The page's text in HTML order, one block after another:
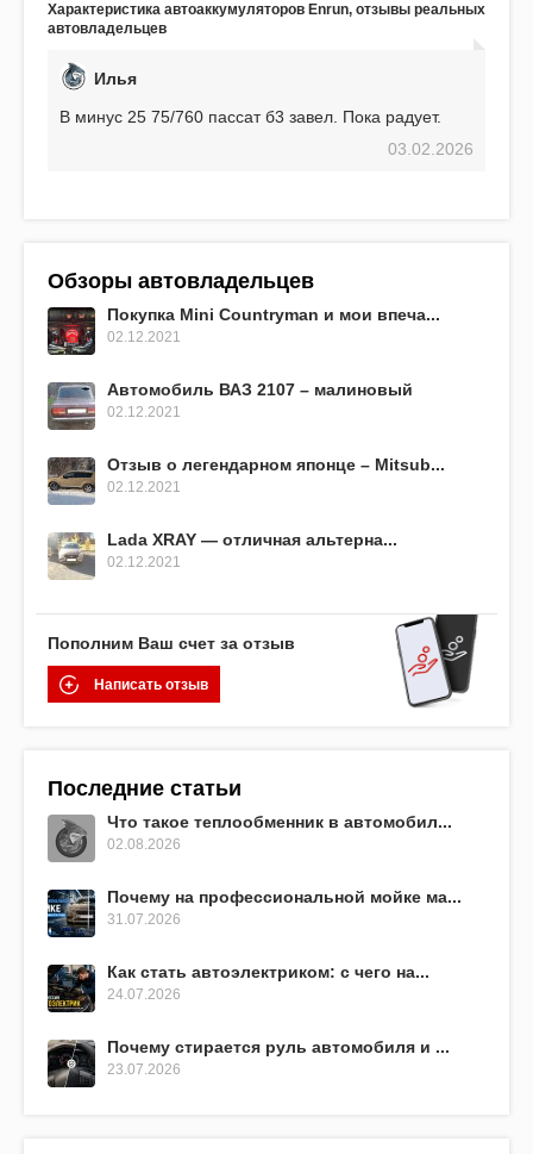
EFB 75. Судя по характеристикам, он даже
превосходит предыдущую модель.
Характеристика автоаккумуляторов Enrun, отзывы реальных
автовладельцев
Илья
В минус 25 75/760 пассат б3 завел. Пока радует.
03.02.2026
Обзоры автовладельцев
Покупка Mini Countryman и мои впеча...
02.12.2021
Автомобиль ВАЗ 2107 – малиновый
02.12.2021
Отзыв о легендарном японце – Mitsub...
02.12.2021
Lada XRAY — отличная альтерна...
02.12.2021
Пополним Ваш счет за отзыв
Написать отзыв
Последние статьи
Что такое теплообменник в автомобил...
02.08.2026
Почему на профессиональной мойке ма...
31.07.2026
Как стать автоэлектриком: с чего на...
24.07.2026
Почему стирается руль автомобиля и ...
23.07.2026